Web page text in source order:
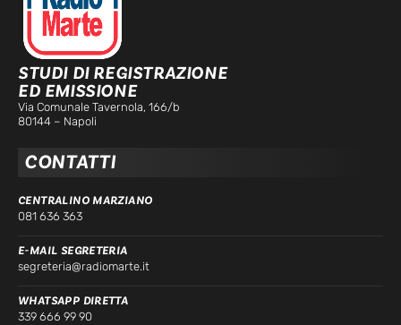
STUDI DI REGISTRAZIONE
ED EMISSIONE
Via Comunale Tavernola, 166/b
80144 – Napoli
CONTATTI
CENTRALINO MARZIANO
081 636 363
E-MAIL SEGRETERIA
segreteria@radiomarte.it
WHATSAPP DIRETTA
339 666 99 90